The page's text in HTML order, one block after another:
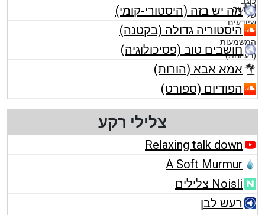
מה יש בזה (היסטורי-קומי)
היסטוריה גדולה (בקטנה)
חושבים טוב (פסיכולוגיה)
אמא אבא (הורות)
הפודיום (ספורט)
צלילי רקע
Relaxing talk down
A Soft Murmur
Noisli צלילים
רעש לבן